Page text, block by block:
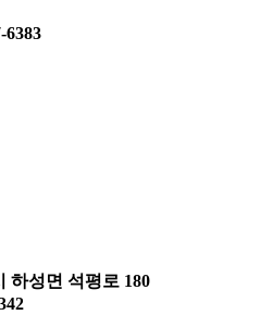
6383
하성면 석평로 180